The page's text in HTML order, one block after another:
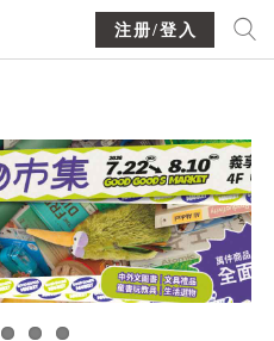
注册/登入